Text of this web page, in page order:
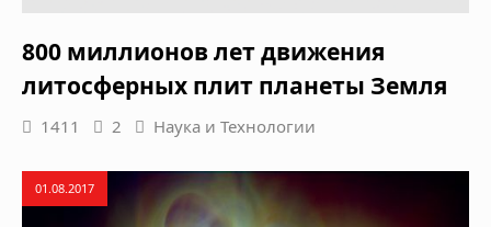
800 миллионов лет движения
литосферных плит планеты Земля
1411 2 Наука и Технологии
01.08.2017